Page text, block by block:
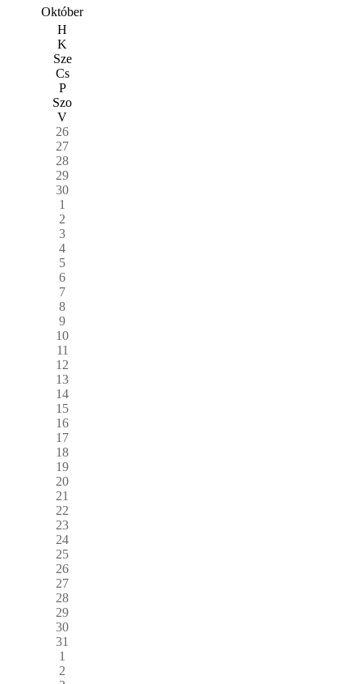
Október
H
K
Sze
Cs
P
Szo
V
26
27
28
29
30
1
2
3
4
5
6
7
8
9
10
11
12
13
14
15
16
17
18
19
20
21
22
23
24
25
26
27
28
29
30
31
1
2